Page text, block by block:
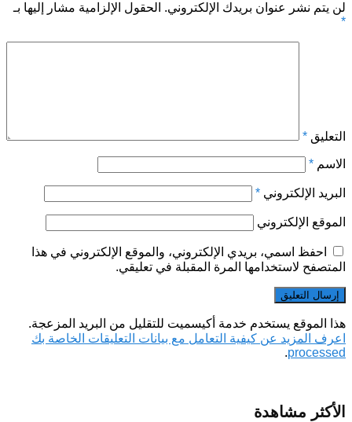
لن يتم نشر عنوان بريدك الإلكتروني. الحقول الإلزامية مشار إليها بـ
*
التعليق *
الاسم *
البريد الإلكتروني *
الموقع الإلكتروني
احفظ اسمي، بريدي الإلكتروني، والموقع الإلكتروني في هذا
المتصفح لاستخدامها المرة المقبلة في تعليقي.
هذا الموقع يستخدم خدمة أكيسميت للتقليل من البريد المزعجة.
اعرف المزيد عن كيفية التعامل مع بيانات التعليقات الخاصة بك
processed
.
الأكثر مشاهدة